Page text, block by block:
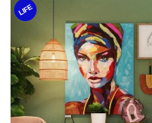
LIFE